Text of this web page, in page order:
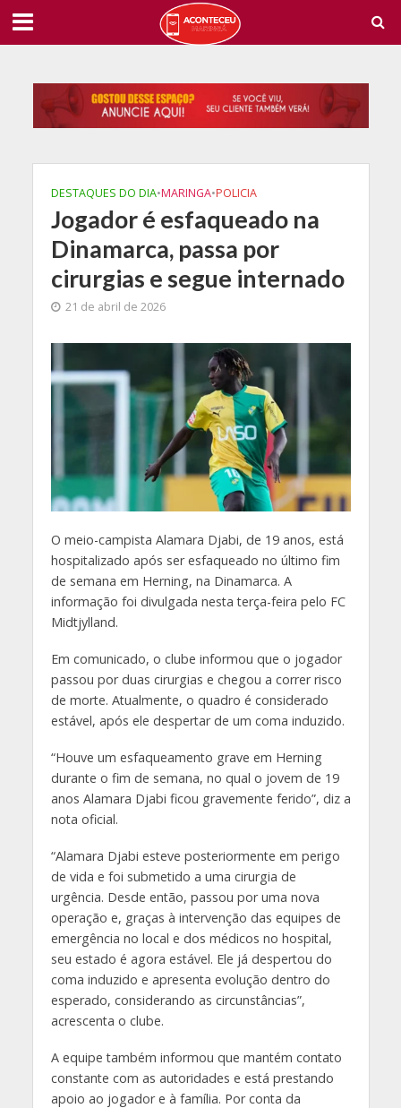
DESTAQUES DO DIA•MARINGA•POLICIA
Jogador é esfaqueado na
Dinamarca, passa por
cirurgias e segue internado
21 de abril de 2026
O meio-campista Alamara Djabi, de 19 anos, está
hospitalizado após ser esfaqueado no último fim
de semana em Herning, na Dinamarca. A
informação foi divulgada nesta terça-feira pelo FC
Midtjylland.
Em comunicado, o clube informou que o jogador
passou por duas cirurgias e chegou a correr risco
de morte. Atualmente, o quadro é considerado
estável, após ele despertar de um coma induzido.
“Houve um esfaqueamento grave em Herning
durante o fim de semana, no qual o jovem de 19
anos Alamara Djabi ficou gravemente ferido”, diz a
nota oficial.
“Alamara Djabi esteve posteriormente em perigo
de vida e foi submetido a uma cirurgia de
urgência. Desde então, passou por uma nova
operação e, graças à intervenção das equipes de
emergência no local e dos médicos no hospital,
seu estado é agora estável. Ele já despertou do
coma induzido e apresenta evolução dentro do
esperado, considerando as circunstâncias”,
acrescenta o clube.
A equipe também informou que mantém contato
constante com as autoridades e está prestando
apoio ao jogador e à família. Por conta da